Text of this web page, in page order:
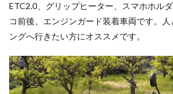
ETC2.0、グリップヒーター、スマホホル
コ前後、エンジンガード装着車両です。
ングへ行きたい方にオススメです。